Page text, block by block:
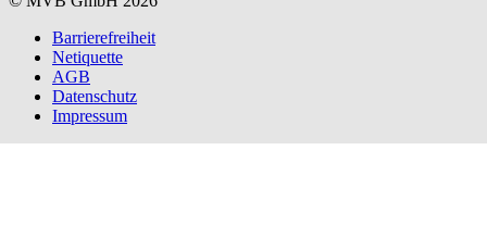
Barrierefreiheit
Netiquette
AGB
Datenschutz
Impressum